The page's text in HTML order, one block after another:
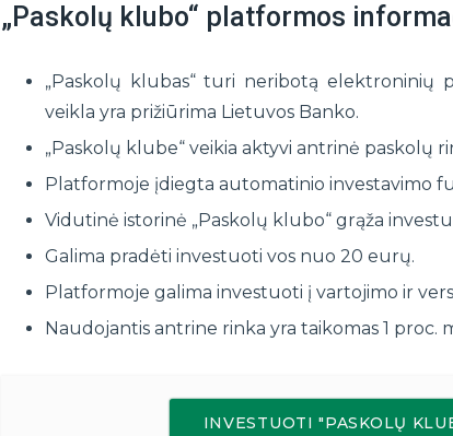
„Paskolų klubo“ platformos
„Paskolų klubas“ turi neribotą elektroninių
veikla yra prižiūrima Lietuvos Banko.
„Paskolų klube“ veikia aktyvi antrinė paskolų
Platformoje įdiegta automatinio investavimo
Vidutinė istorinė „Paskolų klubo“ grąža
Galima pradėti investuoti vos nuo 20 eurų.
Platformoje galima investuoti į vartojimo ir
Naudojantis antrine rinka yra taikomas 1 proc.
INVESTUOTI "PASKOLŲ